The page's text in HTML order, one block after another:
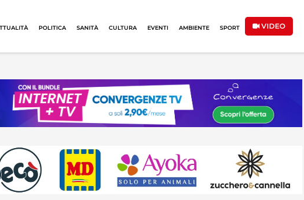
POLITICA SANITÀ CULTURA EVENTI AMBIENTE SPORT VIDEO